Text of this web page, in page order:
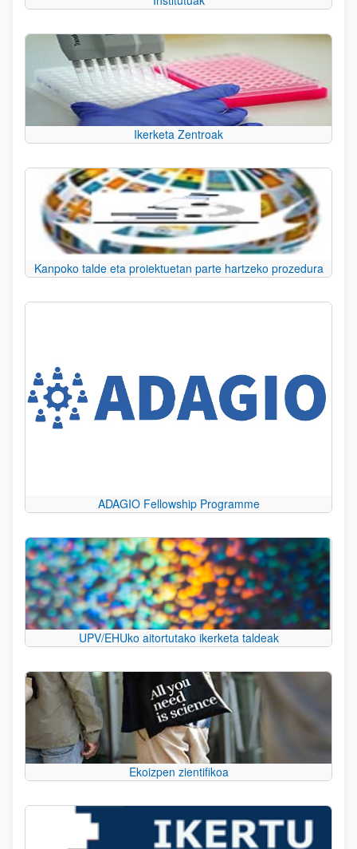
Ikerketa Zentroak
Kanpoko talde eta proiektuetan parte hartzeko prozedura
ADAGIO Fellowship Programme
UPV/EHUko aitortutako ikerketa taldeak
Ekoizpen zientifikoa